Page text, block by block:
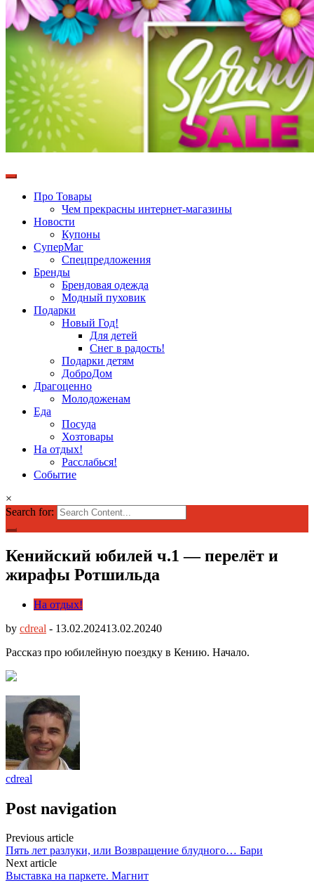
Про Товары
Чем прекрасны интернет-магазины
Новости
Купоны
СуперМаг
Спецпредложения
Бренды
Брендовая одежда
Модный пуховик
Подарки
Новый Год!
Для детей
Снег в радость!
Подарки детям
ДоброДом
Драгоценно
Молодоженам
Еда
Посуда
Хозтовары
На отдых!
Расслабься!
Событие
×
Search for:
Кенийский юбилей ч.1 — перелёт и
жирафы Ротшильда
На отдых!
by cdreal - 13.02.202413.02.20240
Рассказ про юбилейную поездку в Кению. Начало.
cdreal
Post navigation
Previous article
Пять лет разлуки, или Возвращение блудного… Бари
Next article
Выставка на паркете. Магнит